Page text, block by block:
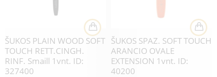
ŠUKOS PLAIN WOOD SOFT
TOUCH RETT.CINGH.
RINF. Smaill 1vnt. ID:
327400
ŠUKOS SPAZ. SOFT TOUCH
ARANCIO OVALE
EXTENSION 1vnt. ID:
40200